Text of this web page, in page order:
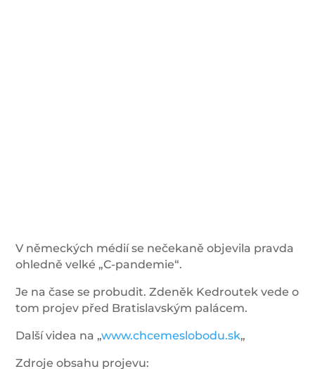
V německých médií se nečekaně objevila pravda
ohledně velké „C-pandemie“.
Je na čase se probudit. Zdeněk Kedroutek vede o
tom projev před Bratislavským palácem.
Další videa na „www.chcemeslobodu.sk„
Zdroje obsahu projevu: